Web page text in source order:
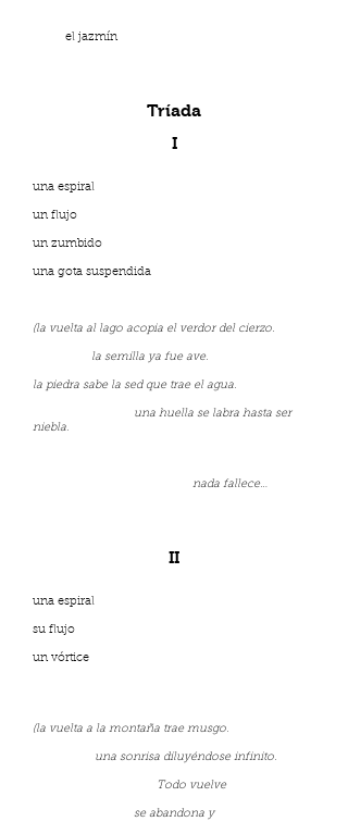
el jazmín
Tríada
I
una espiral
un flujo
un zumbido
una gota suspendida
(la vuelta al lago acopia el verdor del cierzo.
la semilla ya fue ave.
la piedra sabe la sed que trae el agua.
una huella se labra hasta ser
niebla.
nada fallece…
II
una espiral
su flujo
un vórtice
(la vuelta a la montaña trae musgo.
una sonrisa diluyéndose infinito.
Todo vuelve
se abandona y